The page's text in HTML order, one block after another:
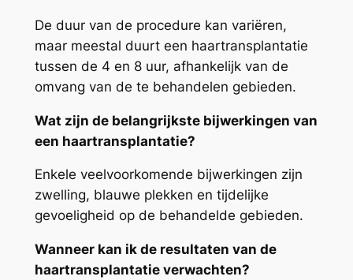
De duur van de procedure kan variëren,
maar meestal duurt een haartransplantatie
tussen de 4 en 8 uur, afhankelijk van de
omvang van de te behandelen gebieden.
Wat zijn de belangrijkste bijwerkingen van
een haartransplantatie?
Enkele veelvoorkomende bijwerkingen zijn
zwelling, blauwe plekken en tijdelijke
gevoeligheid op de behandelde gebieden.
Wanneer kan ik de resultaten van de
haartransplantatie verwachten?